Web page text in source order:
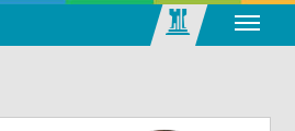
تحلیلی بازار